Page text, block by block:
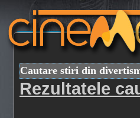
Cautare stiri din
Rezultatele